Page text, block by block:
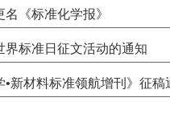
《标准化学报》
界标准日征文活动的通知
•新材料标准领航增刊》征稿